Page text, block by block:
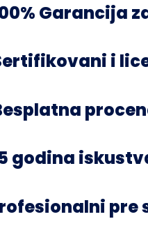
Garancija
i
godina
pre